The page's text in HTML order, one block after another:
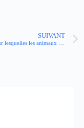
SUIVANT